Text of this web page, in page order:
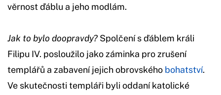
věrnost ďáblu a jeho modlám.
Jak to bylo doopravdy? Spolčení s ďáblem králi
Filipu IV. posloužilo jako záminka pro zrušení
templářů a zabavení jejich obrovského bohatství.
Ve skutečnosti templáři byli oddaní katolické